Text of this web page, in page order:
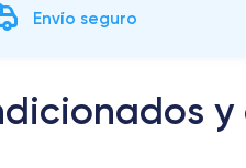
Envío seguro